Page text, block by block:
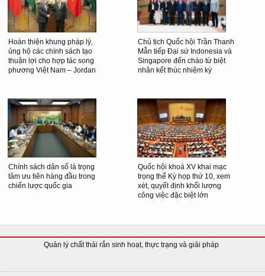
Hoàn thiện khung pháp lý,
ủng hộ các chính sách tạo
thuận lợi cho hợp tác song
phương Việt Nam – Jordan
Chủ tịch Quốc hội Trần Thanh
Mẫn tiếp Đại sứ Indonesia và
Singapore đến chào từ biệt
nhân kết thúc nhiệm kỳ
Chính sách dân số là trọng
tâm ưu tiên hàng đầu trong
chiến lược quốc gia
Quốc hội khoá XV khai mạc
trọng thể Kỳ họp thứ 10, xem
xét, quyết định khối lượng
công việc đặc biệt lớn
Quản lý chất thải rắn sinh hoạt, thực trạng và giải pháp